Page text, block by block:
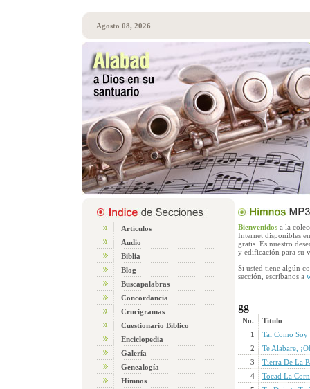
Agosto 08, 2026
Artículos
Audio
Biblia
Blog
Buscapalabras
Concordancia
Crucigramas
Cuestionario Bíblico
Enciclopedia
Galería
Genealogía
Himnos
Bienvenidosa la
Internet disponibles
gratis. Es nuestro
y edificación para su
Si usted tiene algún
sección, escribanos a
gg
No.
Título
1
Tal Como Soy
2
Te Alabare,
3
Tierra De La
4
Tocad La